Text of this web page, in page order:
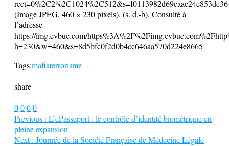
(Image JPEG, 460 × 230 pixels). (s. d.-b). Consulté à
l’adresse
https://img.evbuc.com/
h=230&w=460&s=8d5bfc0f2d0b4cc646aa570d224e8665
Tags:mafiaterrorisme
share
0000
Previous : L’ePasseport : le contrôle d’identité biométrique en
pleine expansion
Next : Journée de la Société Française de Médecine Légale